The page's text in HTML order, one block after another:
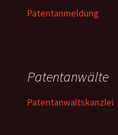
Patentanmeldung
Patentanwälte
Patentanwaltskanzlei